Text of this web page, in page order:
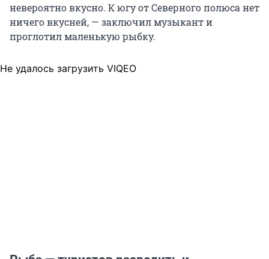
невероятно вкусно. К югу от Северного полюса нет
ничего вкусней, — заключил музыкант и
проглотил маленькую рыбку.
Не удалось загрузить VIQEO